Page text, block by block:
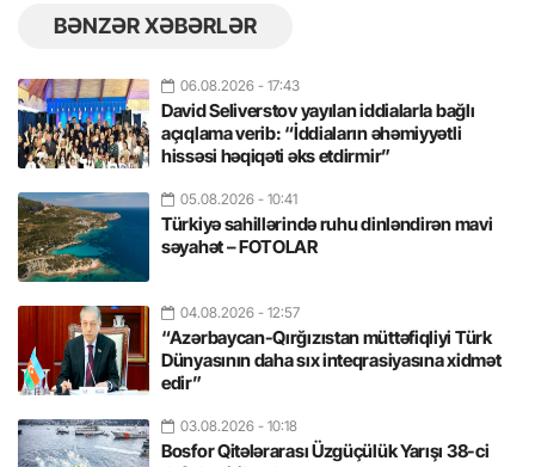
BƏNZƏR XƏBƏRLƏR
06.08.2026 - 17:43
David Seliverstov yayılan iddialarla bağlı
açıqlama verib: “İddiaların əhəmiyyətli
hissəsi həqiqəti əks etdirmir”
05.08.2026 - 10:41
Türkiyə sahillərində ruhu dinləndirən mavi
səyahət – FOTOLAR
04.08.2026 - 12:57
“Azərbaycan-Qırğızıstan müttəfiqliyi Türk
Dünyasının daha sıx inteqrasiyasına xidmət
edir”
03.08.2026 - 10:18
Bosfor Qitələrarası Üzgüçülük Yarışı 38-ci